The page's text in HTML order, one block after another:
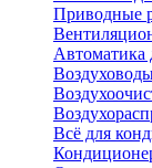
Приводные
Автоматика
Всё для